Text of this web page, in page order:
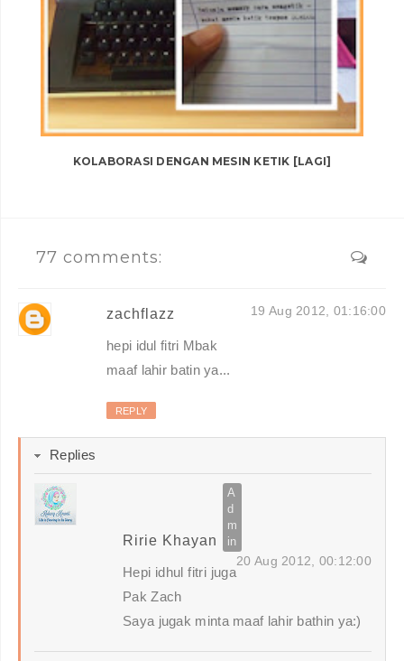
KOLABORASI DENGAN MESIN KETIK [LAGI]
77 comments:
zachflazz 19 Aug 2012, 01:16:00
hepi idul fitri Mbak
maaf lahir batin ya...
REPLY
Replies
Ririe Khayan
20 Aug 2012, 00:12:00
Hepi idhul fitri juga
Pak Zach
Saya jugak minta maaf lahir bathin ya:)